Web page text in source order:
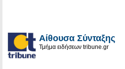
Αίθουσα Σύνταξης
Τμήμα ειδήσεων tribune.gr